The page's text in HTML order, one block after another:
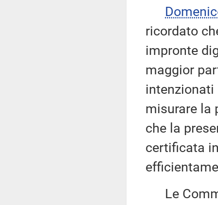
ricordato
impronte
maggior
intenzionati
misurare la
che la
certificata
Le